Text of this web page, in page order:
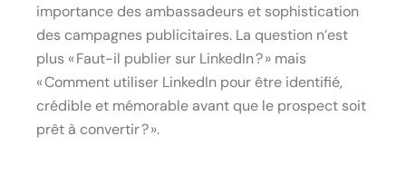
importance des ambassadeurs et sophistication
des campagnes publicitaires. La question n’est
plus « Faut-il publier sur LinkedIn ? » mais
« Comment utiliser LinkedIn pour être identifié,
crédible et mémorable avant que le prospect soit
prêt à convertir ? ».